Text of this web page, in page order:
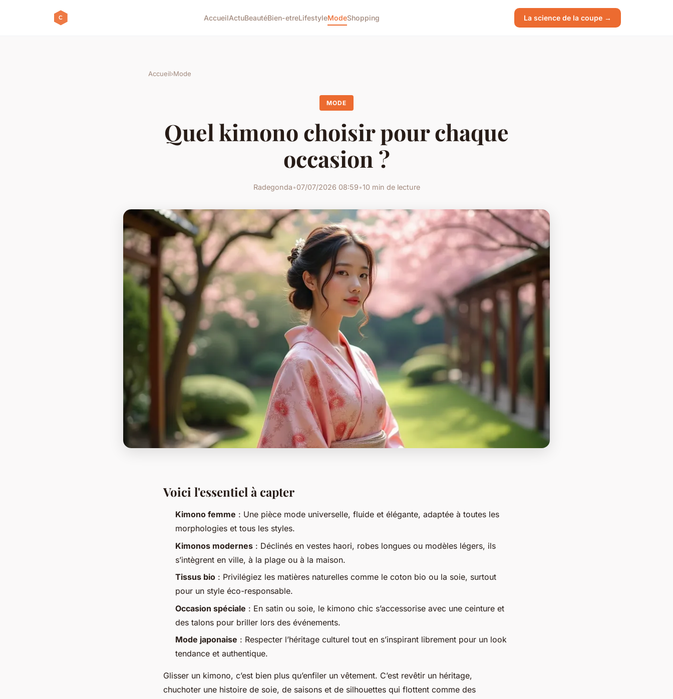
AccueilActuBeautéBien-etreLifestyleModeShopping La science de la coupe →
Accueil›Mode
MODE
Quel kimono choisir pour chaque
occasion ?
Radegonda•07/07/2026 08:59•10 min de lecture
Voici l'essentiel à capter
Kimono femme : Une pièce mode universelle, fluide et élégante, adaptée à toutes les
morphologies et tous les styles.
Kimonos modernes : Déclinés en vestes haori, robes longues ou modèles légers, ils
s’intègrent en ville, à la plage ou à la maison.
Tissus bio : Privilégiez les matières naturelles comme le coton bio ou la soie, surtout
pour un style éco-responsable.
Occasion spéciale : En satin ou soie, le kimono chic s’accessorise avec une ceinture et
des talons pour briller lors des événements.
Mode japonaise : Respecter l’héritage culturel tout en s’inspirant librement pour un look
tendance et authentique.
Glisser un kimono, c’est bien plus qu’enfiler un vêtement. C’est revêtir un héritage,
chuchoter une histoire de soie, de saisons et de silhouettes qui flottent comme des